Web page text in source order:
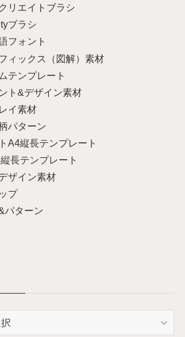
リエイトブラシ
ブラシ
フォント
ィックス（図解）素材
テンプレート
ト&デザイン素材
イ素材
パターン
A4縦長テンプレート
長テンプレート
ザイン素材
プ
パターン